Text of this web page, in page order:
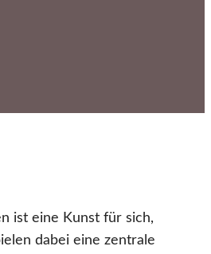
ist eine Kunst für sich,
dabei eine zentrale